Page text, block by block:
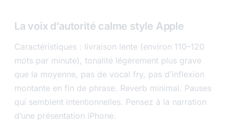
La voix d’autorité calme style Apple
Caractéristiques : livraison lente (environ 110–120
mots par minute), tonalité légèrement plus grave
que la moyenne, pas de vocal fry, pas d’inflexion
montante en fin de phrase. Reverb minimal. Pauses
qui semblent intentionnelles. Pensez à la narration
d’une présentation iPhone.